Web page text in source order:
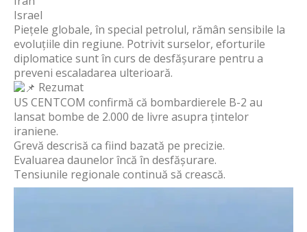
Israel
Piețele globale, în special petrolul, rămân sensibile la
evoluțiile din regiune. Potrivit surselor, eforturile
diplomatice sunt în curs de desfășurare pentru a
preveni escaladarea ulterioară.
Rezumat
US CENTCOM confirmă că bombardierele B-2 au
lansat bombe de 2.000 de livre asupra țintelor
iraniene.
Grevă descrisă ca fiind bazată pe precizie.
Evaluarea daunelor încă în desfășurare.
Tensiunile regionale continuă să crească.